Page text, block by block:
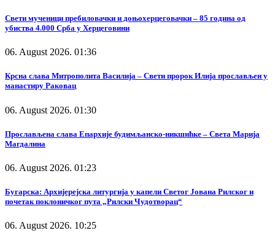
Свети мученици пребиловачки и доњохерцеговачки – 85 година од
убиства 4.000 Срба у Херцеговини
06. August 2026. 01:36
Крсна слава Митрополита Василија – Свети пророк Илија прослављен у
манастиру Раковац
06. August 2026. 01:30
Прослављена слава Епархије будимљанско-никшићке – Света Марија
Магдалина
06. August 2026. 01:23
Бугарска: Архијерејска литургија у капели Светог Јована Рилског и
почетак поклоничког пута „Рилски Чудотворац“
06. August 2026. 10:25